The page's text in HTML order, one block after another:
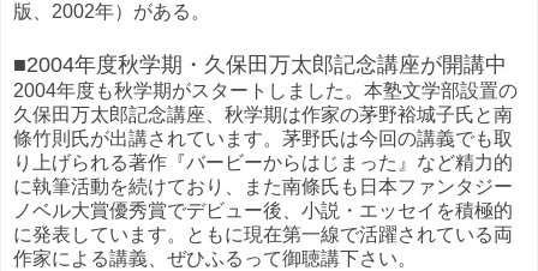
版、2002年）がある。
■2004年度秋学期・久保田万太郎記念講座が開講中
2004年度も秋学期がスタートしました。本塾文学部設置の
久保田万太郎記念講座、秋学期は作家の茅野裕城子氏と南
條竹則氏が出講されています。茅野氏は今回の講義でも取
り上げられる著作『バービーからはじまった』など精力的
に執筆活動を続けており、また南條氏も日本ファンタジー
ノベル大賞優秀賞でデビュー後、小説・エッセイを積極的
に発表しています。ともに現在第一線で活躍されている両
作家による講義、ぜひふるって御聴講下さい。